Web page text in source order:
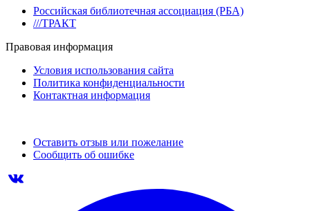
Российская библиотечная ассоциация (РБА)
///ТРАКТ
Правовая информация
Условия использования сайта
Политика конфиденциальности
Контактная информация
Оставить отзыв или пожелание
Сообщить об ошибке